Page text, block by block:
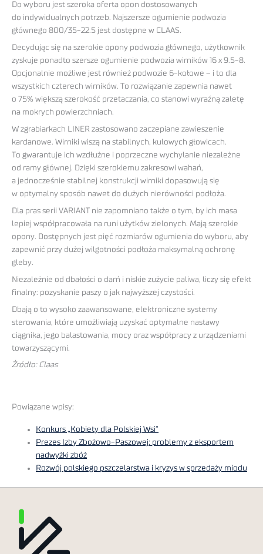
Do wyboru jest szeroka oferta opon dostosowanych
do indywidualnych potrzeb. Najszersze ogumienie podwozia
głównego 800/35-22.5 jest dostępne w CLAAS.
Decydując się na szerokie opony podwozia głównego, użytkownik
zyskuje ponadto szersze ogumienie podwozia wirników 16 x 9.5-8.
Opcjonalnie możliwe jest również podwozie 6-kołowe – i to dla
wszystkich czterech wirników. To rozwiązanie zapewnia nawet
o 75% większą szerokość przetaczania, co stanowi wyraźną zaletę
na mokrych powierzchniach.
W zgrabiarkach LINER zastosowano zaczepiane zawieszenie
kardanowe. Wirniki wiszą na stabilnych, kulowych głowicach.
To gwarantuje ich wzdłużne i poprzeczne wychylanie niezależne
od ramy głównej. Dzięki szerokiemu zakresowi wahań,
a jednocześnie stabilnej konstrukcji wirniki dopasowują się
w optymalny sposób nawet do dużych nierówności podłoża.
Dla pras serii VARIANT nie zapomniano także o tym, by ich masa
lepiej współpracowała na runi użytków zielonych. Mają szerokie
opony. Dostępnych jest pięć rozmiarów ogumienia do wyboru, aby
zapewnić przy dużej wilgotności podłoża maksymalną ochronę
gleby.
Niezależnie od dbałości o darń i niskie zużycie paliwa, liczy się efekt
finalny: pozyskanie paszy o jak najwyższej czystości.
Dbają o to wysoko zaawansowane, elektroniczne systemy
sterowania, które umożliwiają uzyskać optymalne nastawy
ciągnika, jego balastowania, mocy oraz współpracy z urządzeniami
towarzyszącymi.
Żródło: Claas
Powiązane wpisy:
Konkurs „Kobiety dla Polskiej Wsi”
Prezes Izby Zbożowo-Paszowej: problemy z eksportem
nadwyżki zbóż
Rozwój polskiego pszczelarstwa i kryzys w sprzedaży miodu